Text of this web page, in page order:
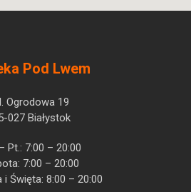
Pod Lwem
Ogrodowa 19
027 Białystok
Pt.: 7:00 – 20:00
7:00 – 20:00
i Święta: 8:00 – 20:00